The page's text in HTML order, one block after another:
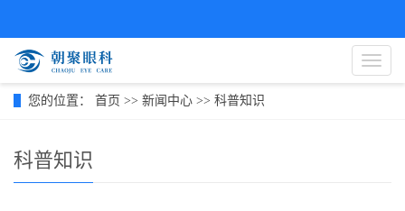
导
航
您的位置： 首页 >> 新闻中心 >> 科普知识
科普知识